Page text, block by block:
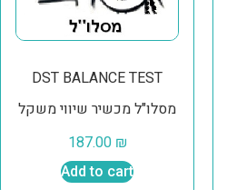
DST BALANCE TEST
מסלו"ל מכשיר שיווי משקל
187.00 ₪
Add to cart